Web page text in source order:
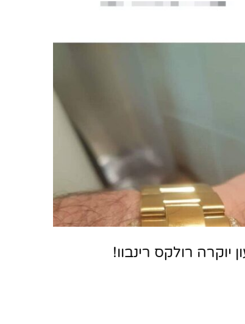
רולקס רינבוו!